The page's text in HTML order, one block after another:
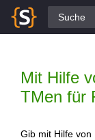
Alle Fragen
Mit Hilfe
TMen für
Gib mit Hilfe